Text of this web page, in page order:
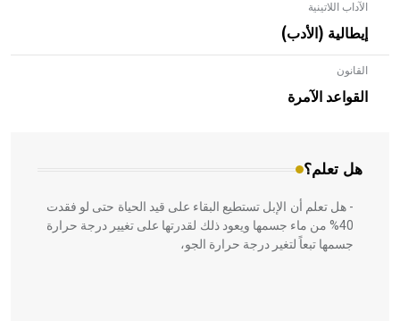
الآداب اللاتينية
إيطالية (الأدب)
القانون
القواعد الآمرة
هل تعلم؟
- هل تعلم أن الأبلق نوع من الفنون الهندسية التي ارتبطت
بالعمارة الإسلامية في بلاد الشام ومصر خاصة، حيث يحرص
المعمار على بناء مداميكه وخاصة في الواجهات
- هل تعلم أن الإبل تستطيع البقاء على قيد الحياة حتى لو فقدت
40% من ماء جسمها ويعود ذلك لقدرتها على تغيير درجة حرارة
جسمها تبعاً لتغير درجة حرارة الجو،